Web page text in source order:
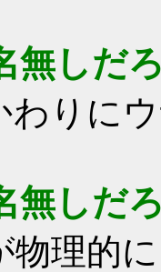
無しだ
わりに
無しだ
物理的